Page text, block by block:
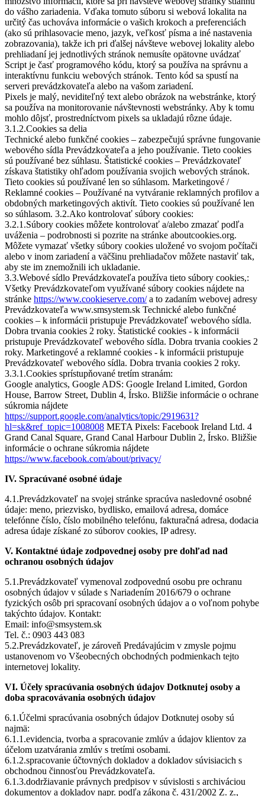
do vášho zariadenia. Vďaka tomuto súboru si webová lokalita na
určitý čas uchováva informácie o vašich krokoch a preferenciách
(ako sú prihlasovacie meno, jazyk, veľkosť písma a iné nastavenia
zobrazovania), takže ich pri ďalšej návšteve webovej lokality alebo
prehliadaní jej jednotlivých stránok nemusíte opätovne uvádzať
Script je časť programového kódu, ktorý sa používa na správnu a
interaktívnu funkciu webových stránok. Tento kód sa spustí na
serveri prevádzkovateľa alebo na vašom zariadení.
Pixels je malý, neviditeľný text alebo obrázok na webstránke, ktorý
sa používa na monitorovanie návštevnosti webstránky. Aby k tomu
mohlo dôjsť, prostredníctvom pixels sa ukladajú rôzne údaje.
3.1.2.Cookies sa delia
Technické alebo funkčné cookies – zabezpečujú správne fungovanie
webového sídla Prevádzkovateľa a jeho používanie. Tieto cookies
sú používané bez súhlasu. Štatistické cookies – Prevádzkovateľ
získava štatistiky ohľadom používania svojich webových stránok.
Tieto cookies sú používané len so súhlasom. Marketingové /
Reklamné cookies – Používané na vytváranie reklamných profilov a
obdobných marketingových aktivít. Tieto cookies sú používané len
so súhlasom. 3.2.Ako kontrolovať súbory cookies:
3.2.1.Súbory cookies môžete kontrolovať a/alebo zmazať podľa
uváženia – podrobnosti si pozrite na stránke aboutcookies.org.
Môžete vymazať všetky súbory cookies uložené vo svojom počítači
alebo v inom zariadení a väčšinu prehliadačov môžete nastaviť tak,
aby ste im znemožnili ich ukladanie.
3.3.Webové sídlo Prevádzkovateľa používa tieto súbory cookies,:
Všetky Prevádzkovateľom využívané súbory cookies nájdete na
stránke https://www.cookieserve.com/a to zadaním webovej adresy
Prevádzkovateľa www.smsystem.sk Technické alebo funkčné
cookies – k informácii pristupuje Prevádzkovateľ webového sídla.
Dobra trvania cookies 2 roky. Štatistické cookies - k informácii
pristupuje Prevádzkovateľ webového sídla. Dobra trvania cookies 2
roky. Marketingové a reklamné cookies - k informácii pristupuje
Prevádzkovateľ webového sídla. Dobra trvania cookies 2 roky.
3.3.1.Cookies sprístupňované tretím stranám:
Google analytics, Google ADS: Google Ireland Limited, Gordon
House, Barrow Street, Dublin 4, Írsko. Bližšie informácie o ochrane
súkromia nájdete
https://support.google.com/analytics/topic/2919631?
hl=sk&ref_topic=1008008 META Pixels: Facebook Ireland Ltd. 4
Grand Canal Square, Grand Canal Harbour Dublin 2, Írsko. Bližšie
informácie o ochrane súkromia nájdete
https://www.facebook.com/about/privacy/
IV. Spracúvané osobné údaje
4.1.Prevádzkovateľ na svojej stránke spracúva nasledovné osobné
údaje: meno, priezvisko, bydlisko, emailová adresa, domáce
telefónne číslo, číslo mobilného telefónu, fakturačná adresa, dodacia
adresa údaje získané zo súborov cookies, IP adresy.
V. Kontaktné údaje zodpovednej osoby pre dohľad nad
ochranou osobných údajov
5.1.Prevádzkovateľ vymenoval zodpovednú osobu pre ochranu
osobných údajov v súlade s Nariadením 2016/679 o ochrane
fyzických osôb pri spracovaní osobných údajov a o voľnom pohybe
takýchto údajov. Kontakt:
Email: info@smsystem.sk
Tel. č.: 0903 443 083
5.2.Prevádzkovateľ, je zároveň Predávajúcim v zmysle pojmu
ustanovenom vo Všeobecných obchodných podmienkach tejto
internetovej lokality.
VI. Účely spracúvania osobných údajov Dotknutej osoby a
doba spracovávania osobných údajov
6.1.Účelmi spracúvania osobných údajov Dotknutej osoby sú
najmä:
6.1.1.evidencia, tvorba a spracovanie zmlúv a údajov klientov za
účelom uzatvárania zmlúv s tretími osobami.
6.1.2.spracovanie účtovných dokladov a dokladov súvisiacich s
obchodnou činnosťou Prevádzkovateľa.
6.1.3.dodržiavanie právnych predpisov v súvislosti s archiváciou
dokumentov a dokladov napr. podľa zákona č. 431/2002 Z. z.,